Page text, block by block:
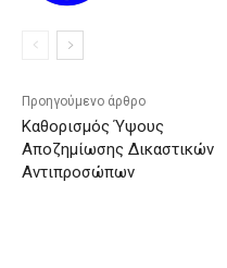
Προηγούμενο άρθρο
Καθορισμός Ύψους
Αποζημίωσης Δικαστικών
Αντιπροσώπων